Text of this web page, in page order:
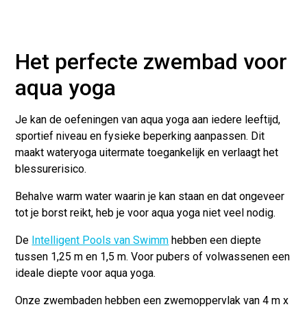
Het perfecte zwembad voor
aqua yoga
Je kan de oefeningen van aqua yoga aan iedere leeftijd,
sportief niveau en fysieke beperking aanpassen. Dit
maakt wateryoga uitermate toegankelijk en verlaagt het
blessurerisico.
Behalve warm water waarin je kan staan en dat ongeveer
tot je borst reikt, heb je voor aqua yoga niet veel nodig.
De Intelligent Pools van Swimm hebben een diepte
tussen 1,25 m en 1,5 m. Voor pubers of volwassenen een
ideale diepte voor aqua yoga.
Onze zwembaden hebben een zwemoppervlak van 4 m x